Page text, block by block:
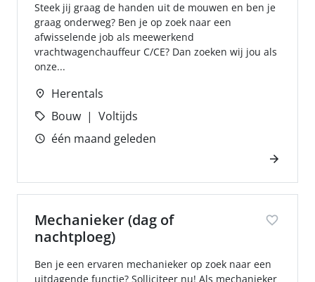
Steek jij graag de handen uit de mouwen en ben je
graag onderweg? Ben je op zoek naar een
afwisselende job als meewerkend
vrachtwagenchauffeur C/CE? Dan zoeken wij jou als
onze...
Herentals
Bouw
Voltijds
één maand geleden
Mechanieker (dag of
nachtploeg)
Ben je een ervaren mechanieker op zoek naar een
uitdagende functie? Solliciteer nu! Als mechanieker